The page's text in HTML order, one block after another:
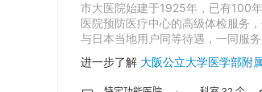
市大医院始建于1925年，已有100
医院预防医疗中心的高级体检服务
与日本当地用户同等待遇，一同服
进一步了解 大阪公立大学医学部附